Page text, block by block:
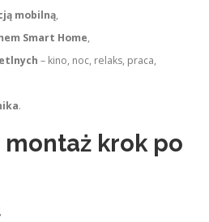
mobilną,
Smart Home,
– kino, noc, relaks, praca,
.
krok po